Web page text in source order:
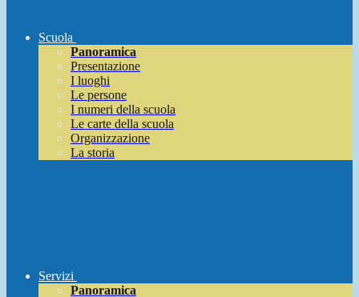
Scuola
Panoramica
Presentazione
I luoghi
Le persone
I numeri della scuola
Le carte della scuola
Organizzazione
La storia
Servizi
Panoramica